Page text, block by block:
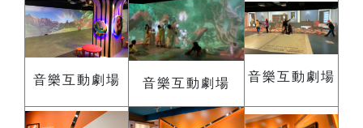
音樂互動劇場 音樂互動劇場 音樂互動劇場